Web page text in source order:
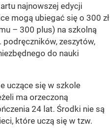
najnowszej edycji
mogą ubiegać się o 300 zł
– 300 plus) na szkolną
podręczników, zeszytów,
do nauki
uczące się w szkole
ma orzeczoną
24 lat. Środki nie są
które uczą się w tzw.